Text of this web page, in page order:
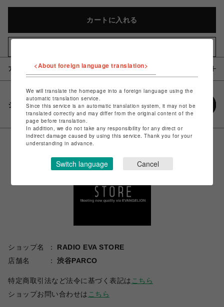
カートに入れる
アイテム説明 / 素材
シェアする
ショップ名
RADIO EVA STORE
店舗名
渋谷PARCO
特定商取引法など法令に基づく表記は こちら
ショップお問い合わせは こちら
<About foreign language translation>
We will translate the homepage into a foreign language using the
automatic translation service.
Since this service is an automatic translation system, it may not be
translated correctly and may differ from the original content of the
page before translation.
In addition, we do not take any responsibility for any direct or
indirect damage caused by using this service. Thank you for your
understanding in advance.
Switch language Cancel